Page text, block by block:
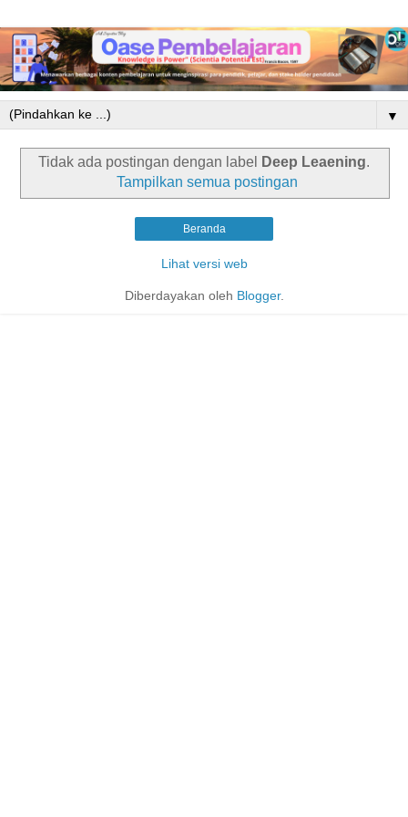
▼
Tidak ada postingan dengan label Deep Leaening.
Tampilkan semua postingan
Beranda
Lihat versi web
Diberdayakan oleh Blogger.